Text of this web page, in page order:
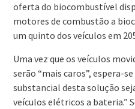
oferta do biocombustível
motores de combustão a
um quinto dos veículos em
Uma vez que os veículos
serão “mais caros”, espera-
substancial desta solução
veículos elétricos a bateria.”